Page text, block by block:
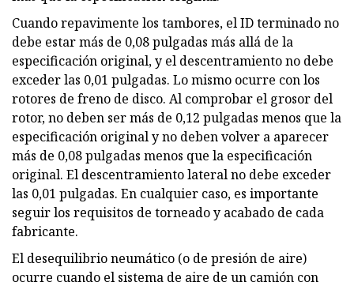
Cuando repavimente los tambores, el ID terminado no
debe estar más de 0,08 pulgadas más allá de la
especificación original, y el descentramiento no debe
exceder las 0,01 pulgadas. Lo mismo ocurre con los
rotores de freno de disco. Al comprobar el grosor del
rotor, no deben ser más de 0,12 pulgadas menos que la
especificación original y no deben volver a aparecer
más de 0,08 pulgadas menos que la especificación
original. El descentramiento lateral no debe exceder
las 0,01 pulgadas. En cualquier caso, es importante
seguir los requisitos de torneado y acabado de cada
fabricante.
El desequilibrio neumático (o de presión de aire)
ocurre cuando el sistema de aire de un camión con